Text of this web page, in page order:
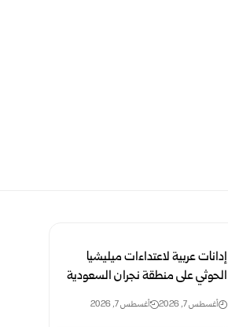
إدانات عربية لاعتداءات ميليشيا
الحوثي على منطقة نجران السعودية
أغسطس 7, 2026 أغسطس 7, 2026